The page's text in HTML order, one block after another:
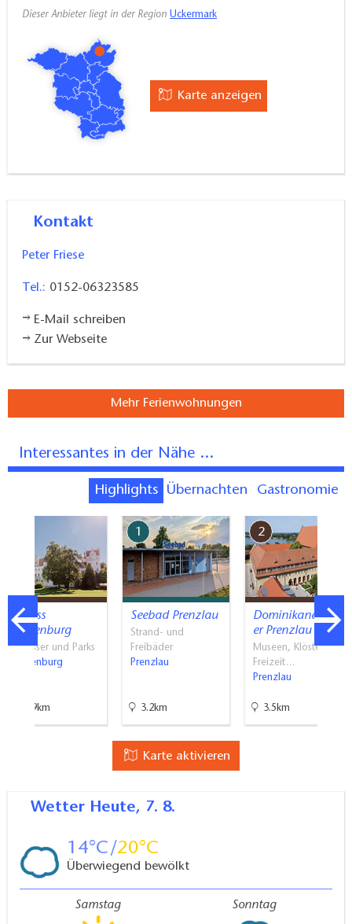
ohne Frühstück
Dieser Anbieter liegt in der Region Uckermark
Karte anzeigen
Kontakt
Peter Friese
Tel.: 0152-06323585
E-Mail schreiben
Zur Webseite
Mehr Ferienwohnungen
Interessantes in der Nähe ...
Highlights Übernachten Gastronomie
Schloss
Boitzenburg
Schlösser und Parks
Boitzenburg
26.9km
1
Seebad Prenzlau
Strand- und
Freibäder
Prenzlau
3.2km
2
Dominikanerklost
er Prenzlau -…
Museen, Klöster,
Freizeit…
Prenzlau
3.5km
Karte aktivieren
Wetter Heute, 7. 8.
14 20
Überwiegend bewölkt
Samstag Sonntag